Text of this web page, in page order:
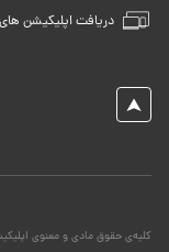
دریافت اپلیکیشن
کلیه‌ی حقوق مادی و معنوی